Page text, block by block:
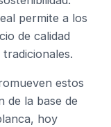
permite a los
de calidad
estos
de la base de
hoy